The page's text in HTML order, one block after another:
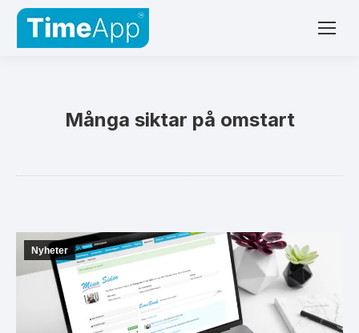
Många siktar på omstart
Nyheter